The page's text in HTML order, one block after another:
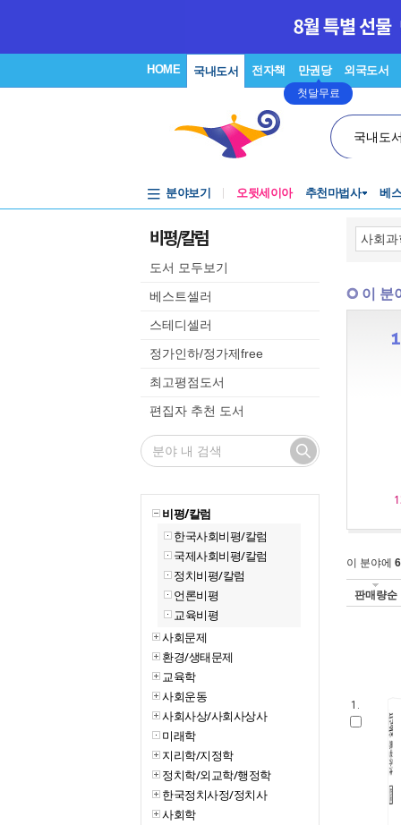
HOME 국내도서 전자책 만권당
첫달무료
외국도서
국내도
분야보기 오뒷세이아 추천마법사 베
비평/칼럼
도서 모두보기
베스트셀러
스테디셀러
정가인하/정가제free
최고평점도서
편집자 추천 도서
비평/칼럼
한국사회비평/칼럼
국제사회비평/칼럼
정치비평/칼럼
언론비평
교육비평
사회문제
환경/생태문제
교육학
사회운동
사회사상/사회사상사
미래학
지리학/지정학
정치학/외교학/행정학
한국정치사정/정치사
사회학
이 분
이 분야에
판매량순
1.